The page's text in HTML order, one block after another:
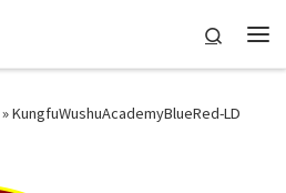
Search
»KungfuWushuAcademyBlueRed-LD